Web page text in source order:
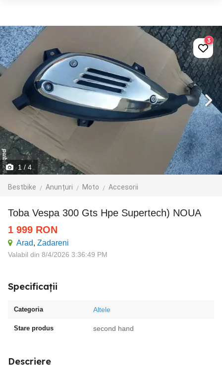
1 / 4
Bestbike Anunțuri Moto Accesorii
3
Toba Vespa 300 Gts Hpe Supertech) NOUA
1 999 RON
Arad, Zadareni
Valabil din 8/4/2026 3:36:49 PM
Specificații
Categoria Altele
Stare produs second hand
Descriere